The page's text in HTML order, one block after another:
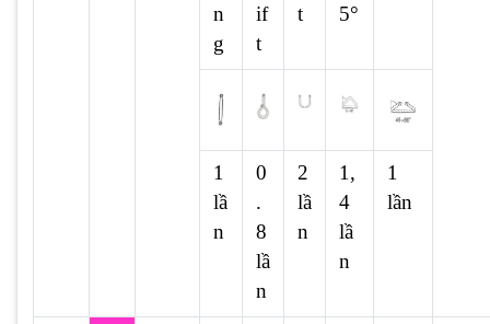
n
g
if
t
t
5°
1
lầ
n
0
.
8
lầ
n
2
lầ
n
1,
4
lầ
n
1
lần